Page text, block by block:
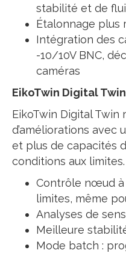
stabilité et de
Étalonnage plus
Intégration des
-10/10V BNC,
caméras
EikoTwin Digital Twin
EikoTwin Digital
d’améliorations avec
et plus de capacités
conditions aux limites.
Contrôle nœud
limites, même
Analyses de
Meilleure
Mode batch :